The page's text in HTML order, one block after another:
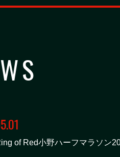
of Red小野ハーフマラソン